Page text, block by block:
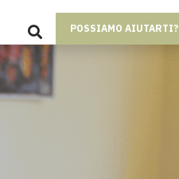
POSSIAMO AIUTARTI?